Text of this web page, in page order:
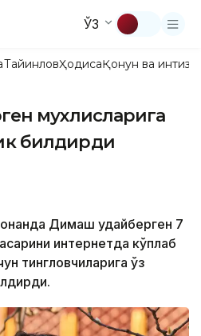
ЎЗ
ТайинловҲодисаҚонун ва
мухлисларига
билдирди
Димаш Қудайберген 7
интернетда кўплаб
тингловчиларига ўз